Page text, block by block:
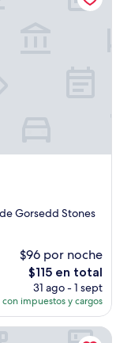
Gorsedd Stones
$96 por noche
El
precio
actual
es
de
$115 en total
31 ago - 1 sept
con impuestos y cargos